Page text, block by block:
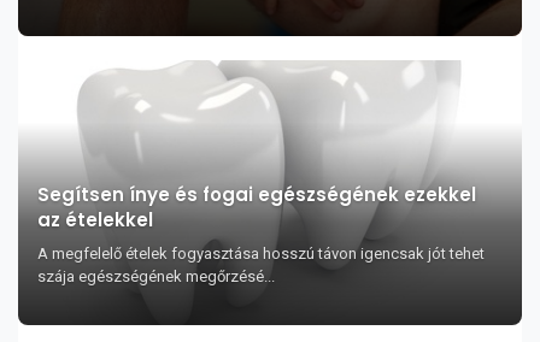
Segítsen ínye és fogai egészségének ezekkel
az ételekkel
A megfelelő ételek fogyasztása hosszú távon igencsak jót tehet
szája egészségének megőrzésé...